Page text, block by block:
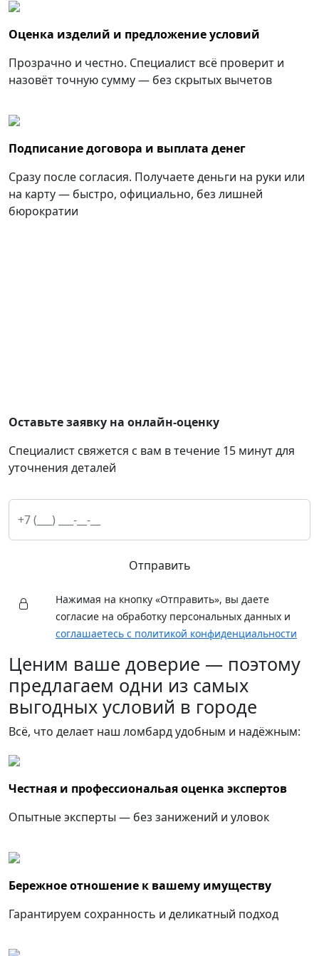
Оценка изделий и предложение условий
Прозрачно и честно. Специалист всё проверит и
назовёт точную сумму — без скрытых вычетов
Подписание договора и выплата денег
Сразу после согласия. Получаете деньги на руки или
на карту — быстро, официально, без лишней
бюрократии
Оставьте заявку на онлайн-оценку
Специалист свяжется с вам в течение 15 минут для
уточнения деталей
Отправить
Нажимая на кнопку «Отправить», вы даете
согласие на обработку персональных данных и
соглашаетесь с политикой конфиденциальности
Ценим ваше доверие — поэтому
предлагаем одни из самых
выгодных условий в городе
Всё, что делает наш ломбард удобным и надёжным:
Честная и профессиональая оценка экспертов
Опытные эксперты — без занижений и уловок
Бережное отношение к вашему имуществу
Гарантируем сохранность и деликатный подход